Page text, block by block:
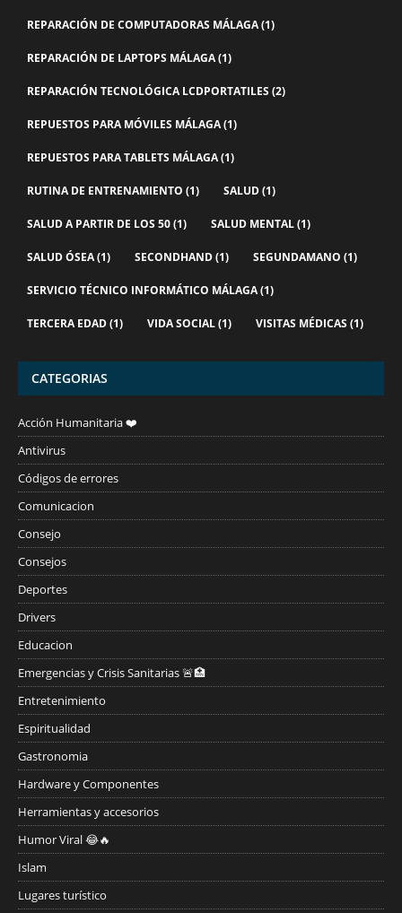
REPARACIÓN DE COMPUTADORAS MÁLAGA(1)
REPARACIÓN DE LAPTOPS MÁLAGA(1)
REPARACIÓN TECNOLÓGICA LCDPORTATILES (2)
REPUESTOS PARA MÓVILES MÁLAGA(1)
REPUESTOS PARA TABLETS MÁLAGA(1)
RUTINA DE ENTRENAMIENTO (1) SALUD(1)
SALUD A PARTIR DE LOS 50(1) SALUD MENTAL(1)
SALUD ÓSEA(1) SECONDHAND(1) SEGUNDAMANO (1)
SERVICIO TÉCNICO INFORMÁTICO MÁLAGA(1)
TERCERA EDAD(1) VIDA SOCIAL(1) VISITAS MÉDICAS (1)
CATEGORIAS
Acción Humanitaria ❤️
Antivirus
Códigos de errores
Comunicacion
Consejo
Consejos
Deportes
Drivers
Educacion
Emergencias y Crisis Sanitarias 🚨🏥
Entretenimiento
Espiritualidad
Gastronomia
Hardware y Componentes
Herramientas y accesorios
Humor Viral 😂🔥
Islam
Lugares turístico